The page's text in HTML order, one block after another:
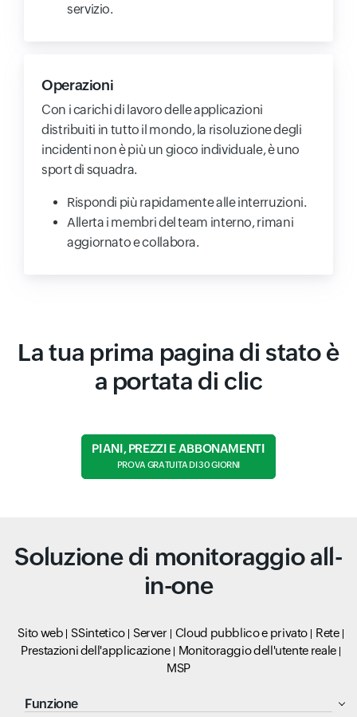
servizio.
Operazioni
Con i carichi di lavoro delle applicazioni
distribuiti in tutto il mondo, la risoluzione degli
incidenti non è più un gioco individuale, è uno
sport di squadra.
Rispondi più rapidamente alle interruzioni.
Allerta i membri del team interno, rimani
aggiornato e collabora.
La tua prima pagina di stato è
a portata di clic
PIANI, PREZZI E ABBONAMENTI
PROVA GRATUITA DI 30 GIORNI
Soluzione di monitoraggio all-
in-one
Sito web SSintetico Server Cloud pubblico e privato
Rete
Prestazioni dell'applicazione
Monitoraggio dell'utente reale
MSP
Funzione